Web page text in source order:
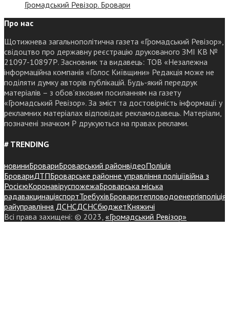
Громадський Ревізор. Бровари
Про нас
Щотижнева загальнополітична газета «Громадський Ревізор»,
свідоцтво про державну реєстрацію друкованого ЗМІ КВ №
21097-10897Р. Засновник та видавець: ТОВ «Незалежна
інформаційна компанія «Голос Київщини» Редакція може не
поділяти думку авторів публікацій. Будь-який передрук
матеріалів – з обов’язковим посиланням на газету
«Громадський Ревізор». За зміст та достовірність інформації у
рекламних матеріалах відповідає рекламодавець. Матеріали,
позначені значком Р друкуються на правах реклами.
# TRENDING
новиниБровариБроварський районвідеоПоліція
БровариДТПБроварське районне управління поліціївійна з
РосієюКоронавіруспожежаБроварська міська
радавакцинаціяспортТребухівБроваритепловодоенергіяполіція
райуправління ДСНСДСНСбюджетКняжичі
Всі права захищені: © 2023, «Громадський Ревізор»